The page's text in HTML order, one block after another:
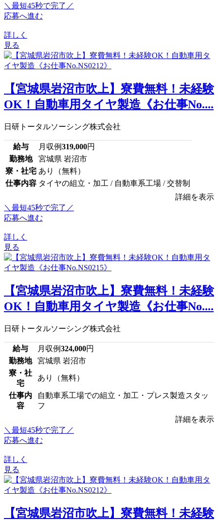
＼最短45秒で完了／
応募へ進む
詳しく
見る
【宮城県岩沼市吹上】寮費無料！未経験
OK！自動車用タイヤ製造《お仕事No....
日研トータルソーシング株式会社
給与 月収例319,000円
勤務地
宮城県 岩沼市
寮・社宅 あり（無料）
仕事内容 タイヤの組立・加工 / 自動車系工場 / 交替制
詳細を表示
＼最短45秒で完了／
応募へ進む
詳しく
見る
【宮城県岩沼市吹上】寮費無料！未経験
OK！自動車用タイヤ製造《お仕事No....
日研トータルソーシング株式会社
給与 月収例324,000円
勤務地
宮城県 岩沼市
寮・社
宅
あり（無料）
仕事内
容
自動車系工場での組立・加工・プレス製造スタッ
フ
詳細を表示
＼最短45秒で完了／
応募へ進む
詳しく
見る
【宮城県岩沼市吹上】寮費無料！未経験